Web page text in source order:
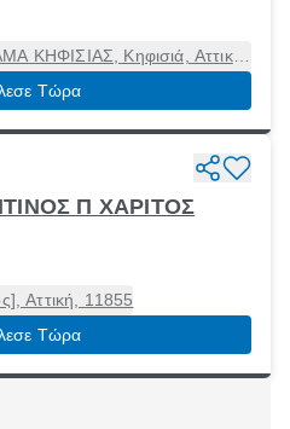
ΚΗΦΙΣΙΑΣ, Κηφισιά, Αττική,
14564Τώρα
Π ΧΑΡΙΤΟΣ
Αττική, 11855
Τώρα